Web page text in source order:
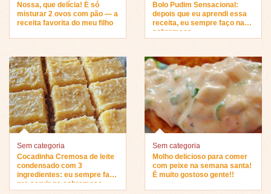
Nossa, que delícia! É só
misturar 2 ovos com pão — a
receita favorita do meu filho
Bolo Pudim Sensacional:
depois que eu aprendi essa
receita, eu sempre faço na
sobremesa…
Sem categoria
Cocadinha Cremosa de leite
condensado com 3
ingredientes: eu sempre faço
pra servir na sobremesa…
Sem categoria
Molho delicioso para comer
com peixe na semana santa!
É muito gostoso gente!!